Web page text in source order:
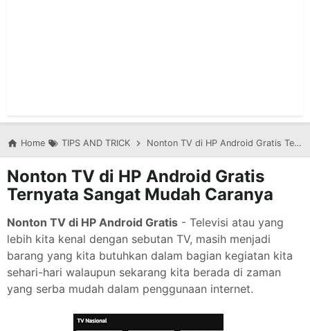
Home TIPS AND TRICK Nonton TV di HP Android Gratis Ternyata Sangat Mudah Caranya
Nonton TV di HP Android Gratis
Ternyata Sangat Mudah Caranya
Nonton TV di HP Android Gratis - Televisi atau yang
lebih kita kenal dengan sebutan TV, masih menjadi
barang yang kita butuhkan dalam bagian kegiatan kita
sehari-hari walaupun sekarang kita berada di zaman
yang serba mudah dalam penggunaan internet.